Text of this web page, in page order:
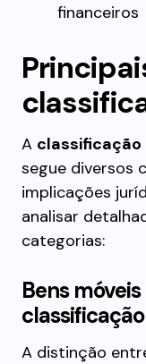
financeiros
A classificação
segue diversos
implicações
analisar
categorias:
Bens
A distinção